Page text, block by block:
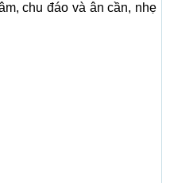
chu đáo và ân cần, nhẹ